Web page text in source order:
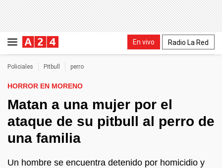
En vivo Radio La Red
Policiales Pitbull perro
HORROR EN MORENO
Matan a una mujer por el
ataque de su pitbull al perro de
una familia
Un hombre se encuentra detenido por homicidio y